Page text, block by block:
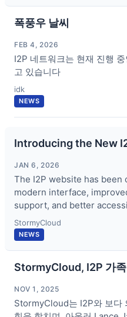
폭풍우 날씨
FEB 4, 2026
I2P 네트워크는 현재 진행
고 있습니다
idk
NEWS
Introducing the New
JAN 6, 2026
The I2P website has
modern interface,
support, and better
StormyCloud
NEWS
StormyCloud, I2P 가
NOV 1, 2025
StormyCloud는 I2P와 보다